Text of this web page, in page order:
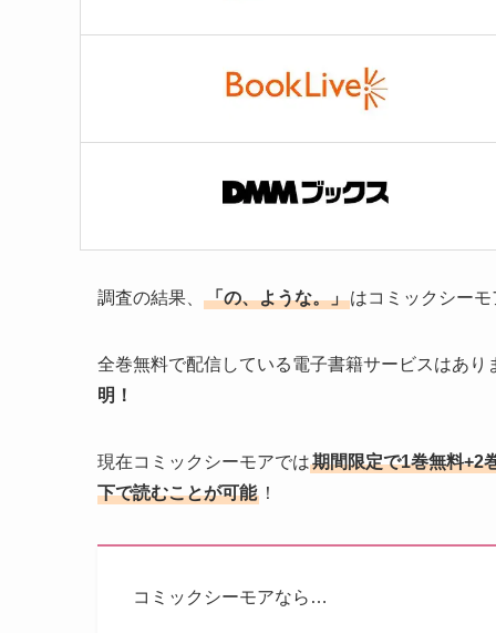
調査の結果、 「の、ような。」はコミックシー
全巻無料で配信している電子書籍サービスはあり
明！
現在コミックシーモアでは期間限定で1巻無料+2
下で読むことが可能 ！
コミックシーモアなら…